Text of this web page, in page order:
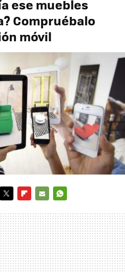
ese muebles
Compruébalo
móvil
MAIL